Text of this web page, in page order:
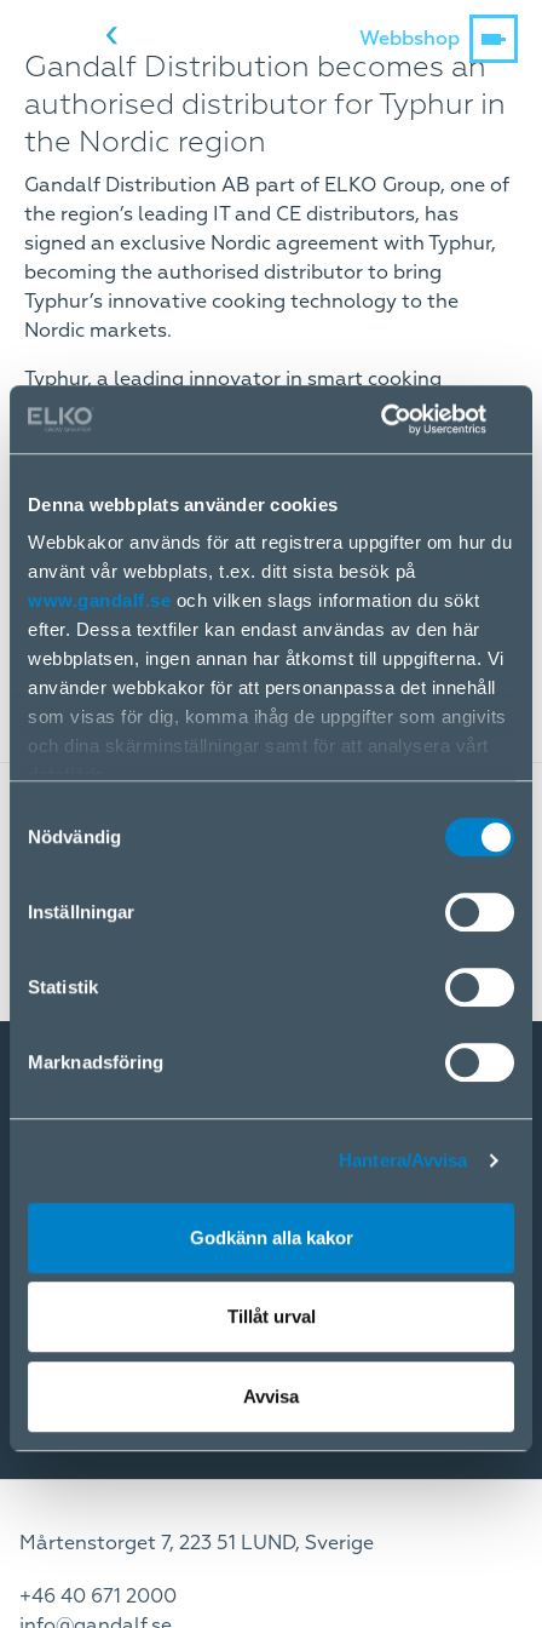
Denna webbplats använder cookies
Webbkakor används för att registrera uppgifter om hur du
använt vår webbplats, t.ex. ditt sista besök på
www.gandalf.se och vilken slags information du sökt
efter. Dessa textfiler kan endast användas av den här
webbplatsen, ingen annan har åtkomst till uppgifterna. Vi
använder webbkakor för att personanpassa det innehåll
som visas för dig, komma ihåg de uppgifter som angivits
och dina skärminställningar samt för att analysera vårt
med våra partner för sociala medier, reklam och analys.
Om du samtycker till detta klickar du på ”Godkänn alla
användningen av kakor klickar du på ”Hantera/Avvisa”.
Nödvändig
Inställningar
Statistik
Marknadsföring
Hantera/Avvisa
Godkänn alla kakor
Tillåt urval
Avvisa
Webbshop
Gandalf Distribution becomes an
authorised distributor for Typhur in
the Nordic region
Gandalf Distribution AB part of ELKO Group, one of
the region’s leading IT and CE distributors, has
signed an exclusive Nordic agreement with Typhur,
becoming the authorised distributor to bring
Typhur’s innovative cooking technology to the
Nordic markets.
Typhur, a leading innovator in smart cooking
appliances designed to elevate precision cooking for
home chefs, is expanding its presence in the Nordic
exclusive distributor in Sweden, Norway, Denmark,
Gandalf Distribution’s growing position within the
kitchen and smart appliance segment – a category
that remains strategically important for the
company. With Typhur’s premium products, Gandalf
takes another step toward broadening its offering
within connected home appliances.
NEDLADDNINGAR
Kontakt
Mårtenstorget 7, 223 51 LUND, Sverige
+46 40 671 2000